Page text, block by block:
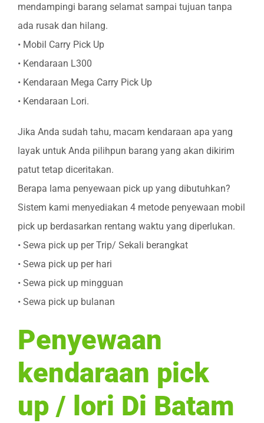
mendampingi barang selamat sampai tujuan tanpa
ada rusak dan hilang.
• Mobil Carry Pick Up
• Kendaraan L300
• Kendaraan Mega Carry Pick Up
• Kendaraan Lori.
Jika Anda sudah tahu, macam kendaraan apa yang
layak untuk Anda pilihpun barang yang akan dikirim
patut tetap diceritakan.
Berapa lama penyewaan pick up yang dibutuhkan?
Sistem kami menyediakan 4 metode penyewaan mobil
pick up berdasarkan rentang waktu yang diperlukan.
• Sewa pick up per Trip/ Sekali berangkat
• Sewa pick up per hari
• Sewa pick up mingguan
• Sewa pick up bulanan
Penyewaan
kendaraan pick
up / lori Di Batam